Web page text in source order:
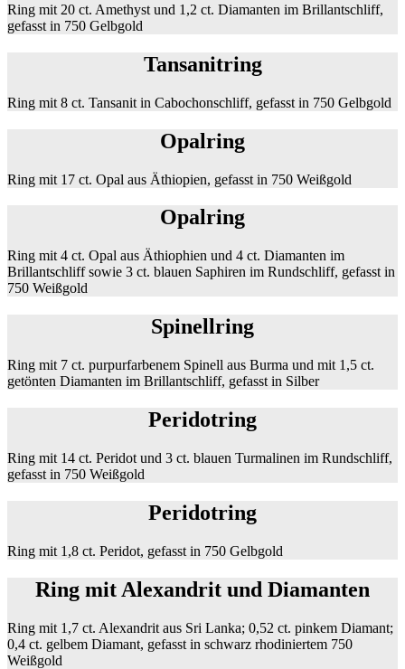
Ring mit 20 ct. Amethyst und 1,2 ct. Diamanten im Brillantschliff,
gefasst in 750 Gelbgold
Tansanitring
Ring mit 8 ct. Tansanit in Cabochonschliff, gefasst in 750 Gelbgold
Opalring
Ring mit 17 ct. Opal aus Äthiopien, gefasst in 750 Weißgold
Opalring
Ring mit 4 ct. Opal aus Äthiophien und 4 ct. Diamanten im
Brillantschliff sowie 3 ct. blauen Saphiren im Rundschliff, gefasst in
750 Weißgold
Spinellring
Ring mit 7 ct. purpurfarbenem Spinell aus Burma und mit 1,5 ct.
getönten Diamanten im Brillantschliff, gefasst in Silber
Peridotring
Ring mit 14 ct. Peridot und 3 ct. blauen Turmalinen im Rundschliff,
gefasst in 750 Weißgold
Peridotring
Ring mit 1,8 ct. Peridot, gefasst in 750 Gelbgold
Ring mit Alexandrit und Diamanten
Ring mit 1,7 ct. Alexandrit aus Sri Lanka; 0,52 ct. pinkem Diamant;
0,4 ct. gelbem Diamant, gefasst in schwarz rhodiniertem 750
Weißgold